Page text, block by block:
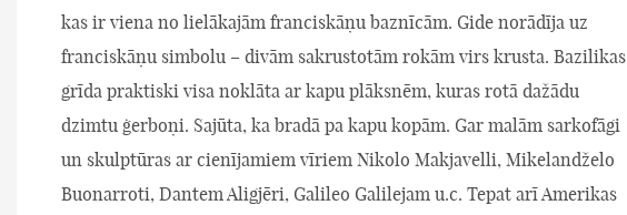
kas ir viena no lielākajām franciskāņu baznīcām. Gide norādīja uz
franciskāņu simbolu – divām sakrustotām rokām virs krusta. Bazilikas
grīda praktiski visa noklāta ar kapu plāksnēm, kuras rotā dažādu
dzimtu ģerboņi. Sajūta, ka bradā pa kapu kopām. Gar malām sarkofāgi
un skulptūras ar cienījamiem vīriem Nikolo Makjavelli, Mikelandželo
Buonarroti, Dantem Aligjēri, Galileo Galilejam u.c. Tepat arī Amerikas